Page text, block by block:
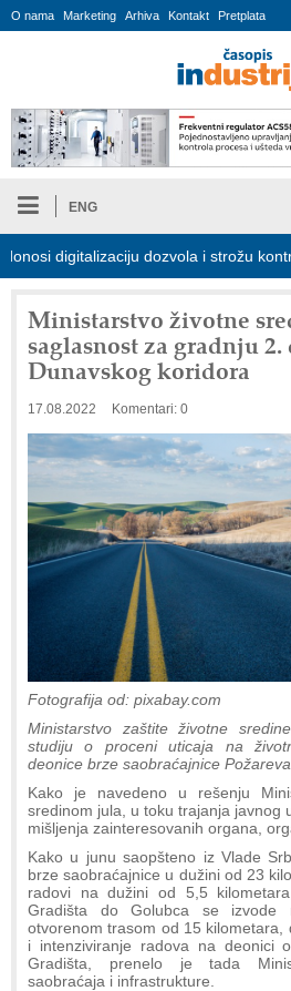
O nama Marketing Arhiva Kontakt Pretplata
ENG
digitalizaciju dozvola i strožu kontrolu
Ministarstvo životne
saglasnost za gradnju 2.
Dunavskog koridora
17.08.2022 Komentari: 0
Fotografija od: pixabay.com
Ministarstvo zaštite životne
studiju o proceni uticaja na
deonice brze saobraćajnice
Kako je navedeno u rešenju
sredinom jula, u toku trajanja javnog
mišljenja zainteresovanih organa,
Kako u junu saopšteno iz Vlade
brze saobraćajnice u dužini od 23
radovi na dužini od 5,5
Gradišta do Golubca se izvode
otvorenom trasom od 15 kilometara,
i intenziviranje radova na deonici
Gradišta, prenelo je tada
saobraćaja i infrastrukture.